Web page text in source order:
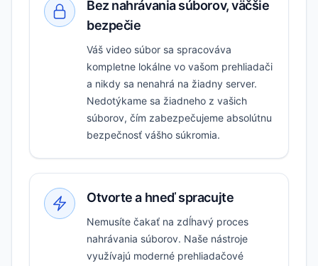
Bez nahrávania súborov, väčšie
bezpečie
Váš video súbor sa spracováva
kompletne lokálne vo vašom prehliadači
a nikdy sa nenahrá na žiadny server.
Nedotýkame sa žiadneho z vašich
súborov, čím zabezpečujeme absolútnu
bezpečnosť vášho súkromia.
Otvorte a hneď spracujte
Nemusíte čakať na zdĺhavý proces
nahrávania súborov. Naše nástroje
využívajú moderné prehliadačové